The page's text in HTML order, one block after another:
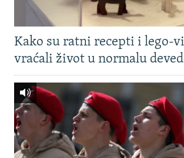
Kako su ratni recepti i lego-
vraćali život u normalu